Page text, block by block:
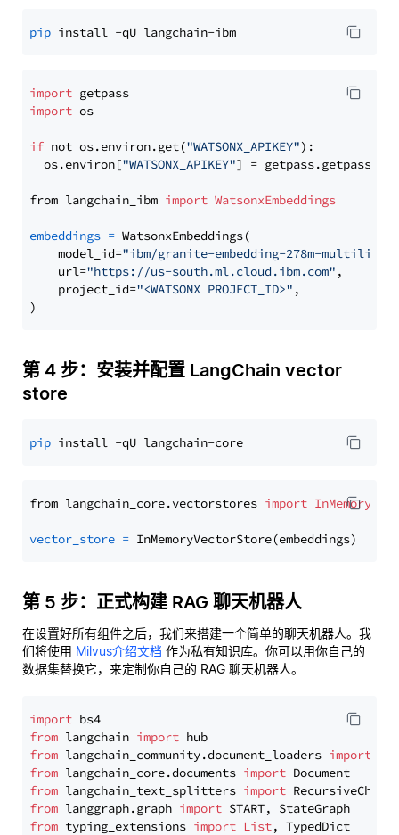
pip
import
import os
if not os.environ.get("WATSONX_APIKEY"):
  os.environ[
"WATSONX_APIKEY"] = getpass.getpass(
from langchain_ibm import WatsonxEmbeddings
embeddings = WatsonxEmbeddings(
    model_id=
"ibm/granite-embedding-278m-
    url=
"https://us-south.ml.cloud.ibm.com" ,
    project_id=
"<WATSONX PROJECT_ID>" ,
第 4 步：安装并配置 LangChain vector
store
pip
from langchain_core.vectorstores import
vector_store =
第 5 步：正式构建 RAG 聊天机器人
在设置好所有组件之后，我们来搭建一个简单的聊天机器人。我
们将使用 Milvus介绍文档 作为私有知识库。你可以用你自己的
数据集替换它，来定制你自己的 RAG 聊天机器人。
import
from langchain import
from langchain_community.document_loaders import
from langchain_core.documents import
from langchain_text_splitters import
from langgraph.graph import
from typing_extensions import List, TypedDict